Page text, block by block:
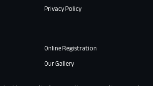
Privacy Policy
Online Registration
Our Gallery